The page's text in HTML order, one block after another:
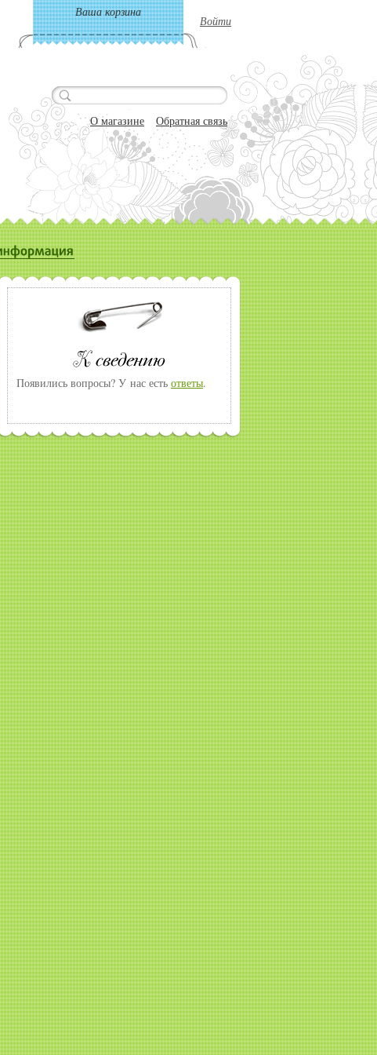
Ваша корзина
Войти
О магазине Обратная связь
Появились вопросы? У нас есть ответы.